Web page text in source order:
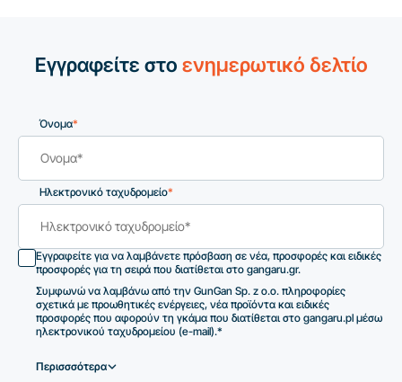
Εγγραφείτε στο ενημερωτικό δελτίο
Όνομα*
Ηλεκτρονικό ταχυδρομείο*
Εγγραφείτε για να λαμβάνετε πρόσβαση σε νέα, προσφορές και ειδικές
προσφορές για τη σειρά που διατίθεται στο gangaru.gr.
Συμφωνώ να λαμβάνω από την GunGan Sp. z o.o. πληροφορίες
σχετικά με προωθητικές ενέργειες, νέα προϊόντα και ειδικές
προσφορές που αφορούν τη γκάμα που διατίθεται στο gangaru.pl μέσω
ηλεκτρονικού ταχυδρομείου (e-mail).*
Περισσσότερα